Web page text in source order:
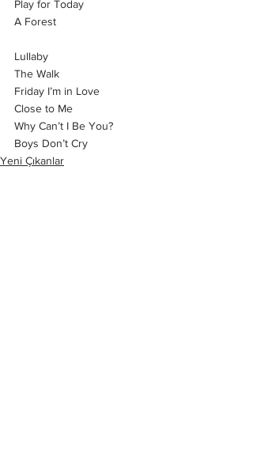
Play for Today
A Forest
Lullaby
The Walk
Friday I’m in Love
Close to Me
Why Can’t I Be You?
Boys Don’t Cry
Yeni Çıkanlar